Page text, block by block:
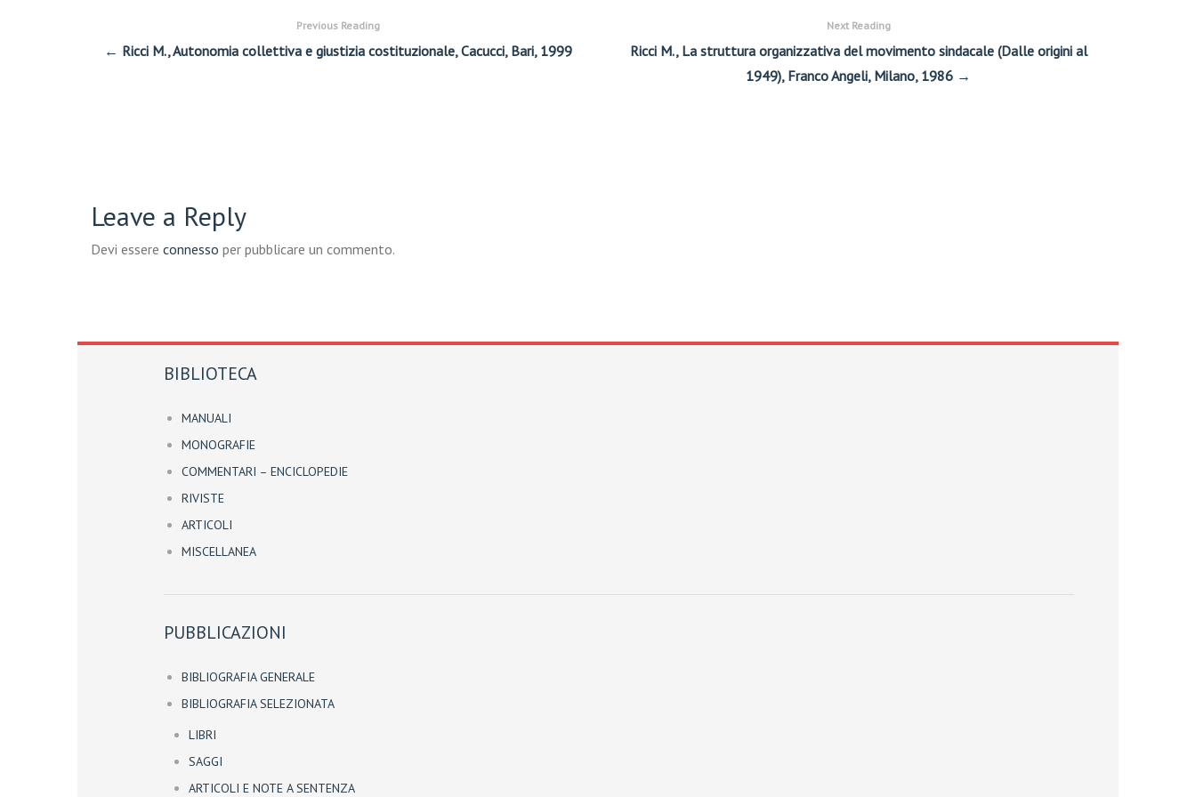
Previous Reading
← Ricci M., Autonomia collettiva e giustizia costituzionale, Cacucci, Bari, 1999
Next Reading
Ricci M., La struttura organizzativa del movimento sindacale (Dalle origini al
1949), Franco Angeli, Milano, 1986 →
Leave a Reply
Devi essere connesso per pubblicare un commento.
BIBLIOTECA
MANUALI
MONOGRAFIE
COMMENTARI – ENCICLOPEDIE
RIVISTE
ARTICOLI
MISCELLANEA
PUBBLICAZIONI
BIBLIOGRAFIA GENERALE
BIBLIOGRAFIA SELEZIONATA
LIBRI
SAGGI
ARTICOLI E NOTE A SENTENZA